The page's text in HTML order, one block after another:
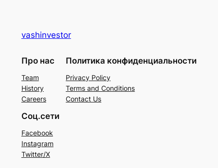
vashinvestor
Про нас
Team
History
Careers
Политика конфиденциальности
Privacy Policy
Terms and Conditions
Contact Us
Соц.сети
Facebook
Instagram
Twitter/X